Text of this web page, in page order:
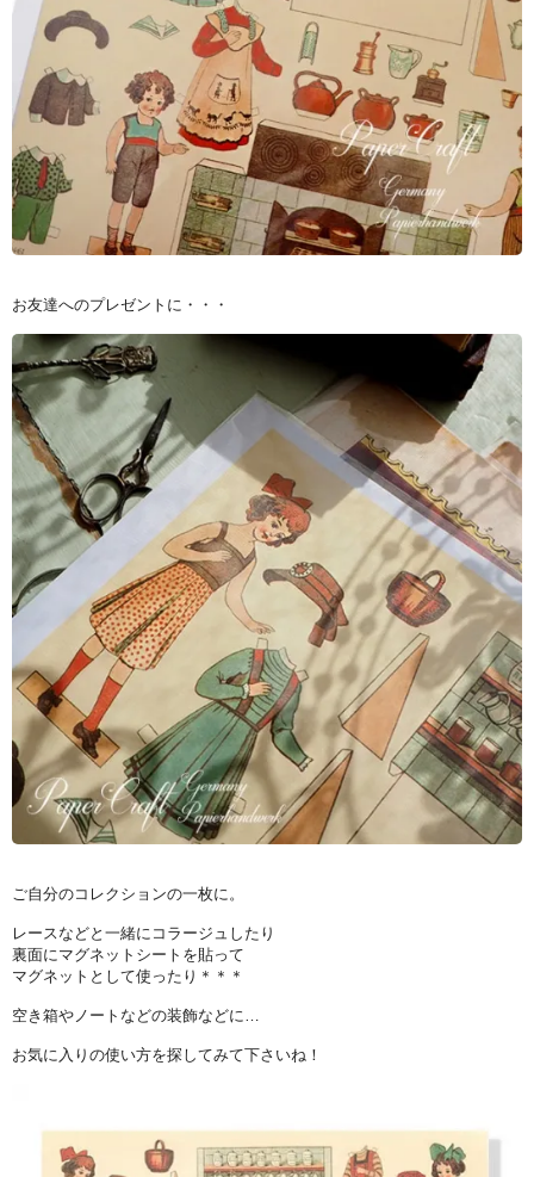
お友達へのプレゼントに・・・
ご自分のコレクションの一枚に。
レースなどと一緒にコラージュしたり
裏面にマグネットシートを貼って
マグネットとして使ったり＊＊＊
空き箱やノートなどの装飾などに…
お気に入りの使い方を探してみて下さいね！